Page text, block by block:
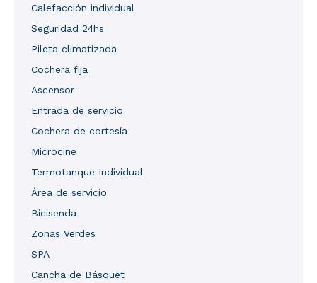
Calefacción individual
Seguridad 24hs
Pileta climatizada
Cochera fija
Ascensor
Entrada de servicio
Cochera de cortesía
Microcine
Termotanque Individual
Área de servicio
Bicisenda
Zonas Verdes
SPA
Cancha de Básquet